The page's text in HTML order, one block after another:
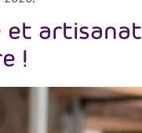
et
!